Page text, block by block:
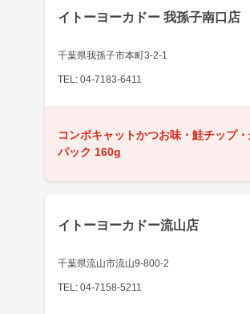
イトーヨーカドー 我孫子南口店
千葉県我孫子市本町3-2-1
TEL: 04-7183-6411
コンボキャットかつお味・鮭チップ
パック 160g
イトーヨーカドー流山店
千葉県流山市流山9-800-2
TEL: 04-7158-5211